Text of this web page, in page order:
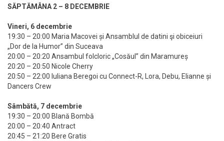
SĂPTĂMÂNA 2 – 8 DECEMBRIE
Vineri, 6 decembrie
19:30 – 20:00 Maria Macovei și Ansamblul de datini şi obiceiuri
„Dor de la Humor” din Suceava
20:00 – 20:20 Ansambul folcloric „Cosăul” din Maramureș
20:20 – 20:50 Nicole Cherry
20:50 – 22:00 Iuliana Beregoi cu Connect-R, Lora, Debu, Elianne și
Dancers Crew
Sâmbătă, 7 decembrie
19:30 – 20:00 Blană Bombă
20:00 – 20:40 Antract
20:45 – 21:20 Bere Gratis